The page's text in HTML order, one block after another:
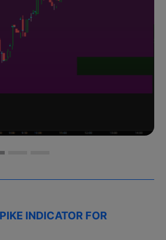
INDICATOR FOR